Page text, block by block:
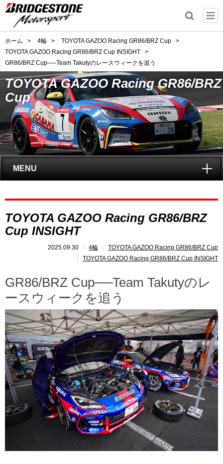
ホーム > 4輪 > TOYOTA GAZOO Racing GR86/BRZ Cup
>
TOYOTA GAZOO Racing GR86/BRZ Cup INSIGHT
>
GR86/BRZ Cup──Team Takutyのレースウィークを追う
TOYOTA GAZOO Racing GR86/BRZ
Cup
MENU
GAZOO Racing GR86/BRZ Cupとは?
レース開催 スケジュール
ポイントランキング
GAZOO Racing GR86/BRZ Cup INSIGHT
TOYOTA GAZOO Racing GR86/BRZ
Cup INSIGHT
2025.09.30 4輪
TOYOTA GAZOO Racing GR86/BRZ Cup
TOYOTA GAZOO Racing GR86/BRZ Cup INSIGHT
GR86/BRZ Cup──Team Takutyのレ
ースウィークを追う